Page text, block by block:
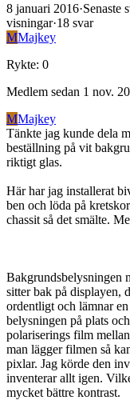
8 januari 2016·Senaste
visningar·18 svar
MMajkey
Rykte: 0
Medlem sedan 1 nov.
MMajkey
Tänkte jag kunde dela
beställning på vit
riktigt glas.
Här har jag installerat
ben och löda på
chassit så det smälte.
Bakgrundsbelysningen
sitter bak på displayen,
ordentligt och lämnar
belysningen på plats
polariserings film
man lägger filmen så
pixlar. Jag körde den
inventerar allt igen.
mycket bättre kontrast.